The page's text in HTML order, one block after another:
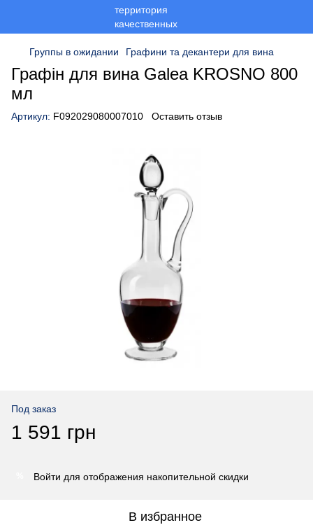
Группы в ожидании Графини та декантери для вина
Графін для вина Galea KROSNO 800
мл
Артикул: F092029080007010 Оставить отзыв
Под заказ
1 591 грн
Войти для отображения накопительной скидки
В избранное